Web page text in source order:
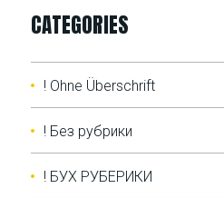
CATEGORIES
! Ohne Überschrift
! Без рубрики
! БУХ РУБЕРИКИ